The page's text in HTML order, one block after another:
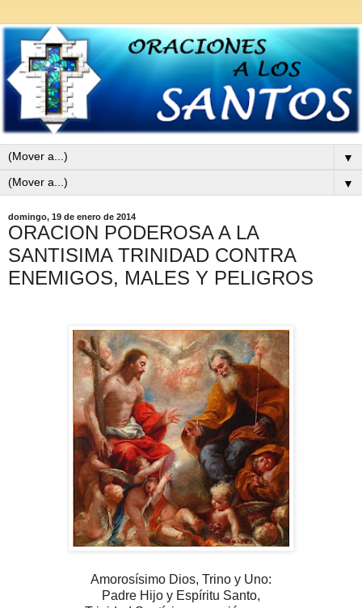
▼
▼
domingo, 19 de enero de 2014
ORACION PODEROSA A LA
SANTISIMA TRINIDAD CONTRA
ENEMIGOS, MALES Y PELIGROS
Amorosísimo Dios, Trino y Uno:
Padre Hijo y Espíritu Santo,